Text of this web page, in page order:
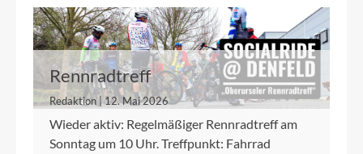
Rennradtreff
Redaktion | 12. Mai 2026
Wieder aktiv: Regelmäßiger Rennradtreff am
Sonntag um 10 Uhr. Treffpunkt: Fahrrad